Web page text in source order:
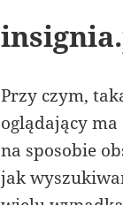
Przy czym,
oglądający
na sposobie
jak